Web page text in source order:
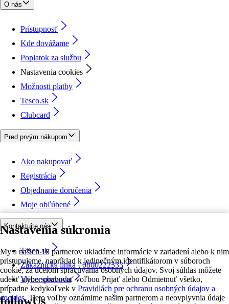
Nastavenia súkromia
My a našich 18 partnerov ukladáme informácie v zariadení alebo k nim
pristupujeme, napríklad k jedinečným identifikátorom v súboroch
cookie, za účelom spracúvania osobných údajov. Svoj súhlas môžete
udeliť alebo spravovať voľbou Prijať alebo Odmietnuť všetko,
prípadne kedykoľvek v Pravidlách pre ochranu osobných údajov a
cookies. Tieto voľby oznámime našim partnerom a neovplyvnia údaje
O nás
Prístupnosť
Kde dovážame
Poplatok za službu
Nastavenia cookies
Možnosti platby
Tesco.sk
Clubcard
Pred prvým nákupom
Ako nakupovať
Registrácia
Objednanie doručenia
Moje obľúbené
Kontaktujte nás
Tesco.sk
Zákaznícka linka - 0800222333
Výber obchodu
followUs